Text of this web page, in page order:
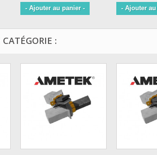
- Ajouter au panier - - Ajouter
: